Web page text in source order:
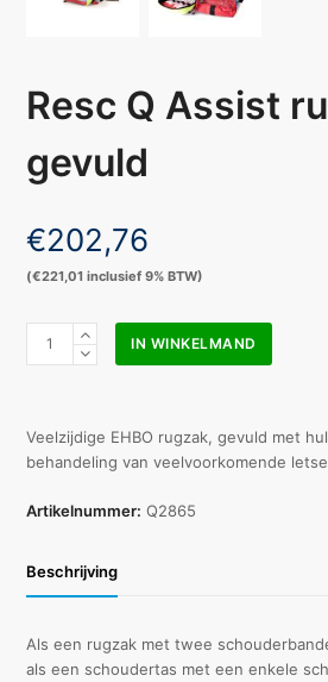
Resc Q Assist
gevuld
€202,76
(€221,01 inclusief 9% BTW)
gevuld
aantal
IN WINKELMAND
Veelzijdige EHBO rugzak, gevuld met
behandeling van veelvoorkomende
Artikelnummer: Q2865
Beschrijving
Als een rugzak met twee
als een schoudertas met een enkele